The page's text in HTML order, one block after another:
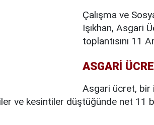
Çalışma ve
Işıkhan, Asgari
toplantısını 11
ASGARİ
Asgari ücret, bir
ve kesintiler düştüğünde net 11